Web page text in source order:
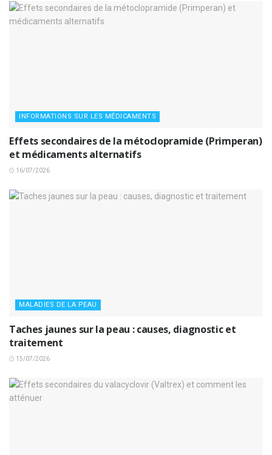
INFORMATIONS SUR LES MÉDICAMENTS
Effets secondaires de la métoclopramide (Primperan)
et médicaments alternatifs
16/07/2026
MALADIES DE LA PEAU
Taches jaunes sur la peau : causes, diagnostic et
traitement
15/07/2026